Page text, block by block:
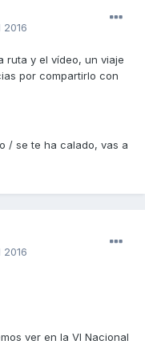
ruta y el vídeo, un viaje
por compartirlo con
/ se te ha calado, vas a
ver en la VI Nacional